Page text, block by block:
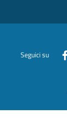
Seguici su